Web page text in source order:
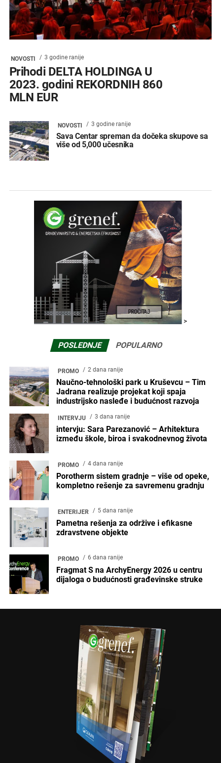
NOVOSTI 3 godine ranije
Prihodi DELTA HOLDINGA U
2023. godini REKORDNIH 860
MLN EUR
NOVOSTI 3 godine ranije
Sava Centar spreman da dočeka skupove sa
više od 5,000 učesnika
>
POSLEDNJE POPULARNO
PROMO 2 dana ranije
Naučno-tehnološki park u Kruševcu – Tim
Jadrana realizuje projekat koji spaja
industrijsko nasleđe i budućnost razvoja
INTERVJU 3 dana ranije
intervju: Sara Parezanović – Arhitektura
između škole, biroa i svakodnevnog života
PROMO 4 dana ranije
Porotherm sistem gradnje – više od opeke,
kompletno rešenje za savremenu gradnju
ENTERIJER 5 dana ranije
Pametna rešenja za održive i efikasne
zdravstvene objekte
PROMO 6 dana ranije
Fragmat S na ArchyEnergy 2026 u centru
dijaloga o budućnosti građevinske struke